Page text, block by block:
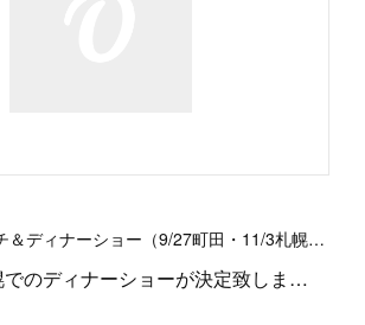
＆ディナーショー（9/27町田・11/3札幌…
のディナーショーが決定致しま…